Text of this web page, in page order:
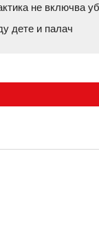
не включва
дете и палач